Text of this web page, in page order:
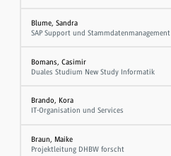
Blume, Sandra
SAP Support und Stammdatenmanagement
Bomans, Casimir
Duales Studium New Study Informatik
Brando, Kora
IT-Organisation und Services
Braun, Maike
Projektleitung DHBW forscht